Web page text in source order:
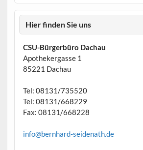
Hier finden Sie uns
CSU-Bürgerbüro Dachau
Apothekergasse 1
85221 Dachau
Tel: 08131/735520
Tel: 08131/668229
Fax: 08131/668228
info@bernhard-seidenath.de